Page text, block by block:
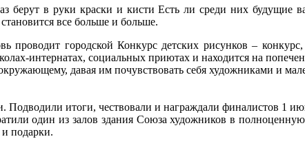
берут в руки краски и кисти Есть ли среди них
все больше и больше.
проводит городской Конкурс детских рисунков –
интернатах, социальных приютах и находится на
давая им почувствовать себя художниками и
Подводили итоги, чествовали и награждали финалистов
один из залов здания Союза художников в
подарки.